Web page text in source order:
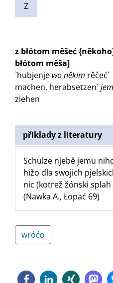
Z
z błótom měšeć
błótom měša]
`hubjenje wo někim rěčeć´
machen, herabsetzen´
ziehen
přikłady z literatury
Schulze njebě jemu
hižo dla swojich
nic (kotrež žónski splah
(Nawka A., Łopać 69)
wróćo